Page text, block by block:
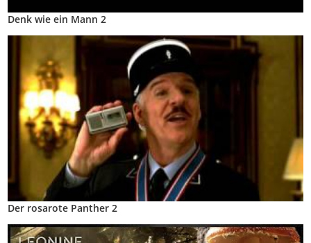
Denk wie ein Mann 2
Der rosarote Panther 2